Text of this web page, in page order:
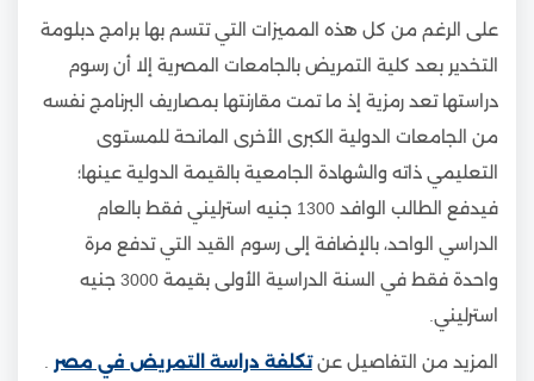
على الرغم من كل هذه المميزات التي تتسم بها برامج دبلومة
التخدير بعد كلية التمريض بالجامعات المصرية إلا أن رسوم
دراستها تعد رمزية إذ ما تمت مقارنتها بمصاريف البرنامج نفسه
من الجامعات الدولية الكبرى الأخرى المانحة للمستوى
التعليمي ذاته والشهادة الجامعية بالقيمة الدولية عينها؛
فيدفع الطالب الوافد 1300 جنيه استرليني فقط بالعام
الدراسي الواحد، بالإضافة إلى رسوم القيد التي تدفع مرة
واحدة فقط في السنة الدراسية الأولى بقيمة 3000 جنيه
استرليني.
المزيد من التفاصيل عنتكلفة دراسة التمريض في مصر